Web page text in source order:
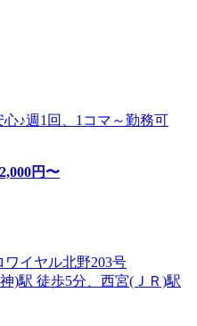
♪週1回、1コマ～勤務可
2,000円〜
イヤル北野203号
)駅 徒歩5分、西宮(ＪＲ)駅